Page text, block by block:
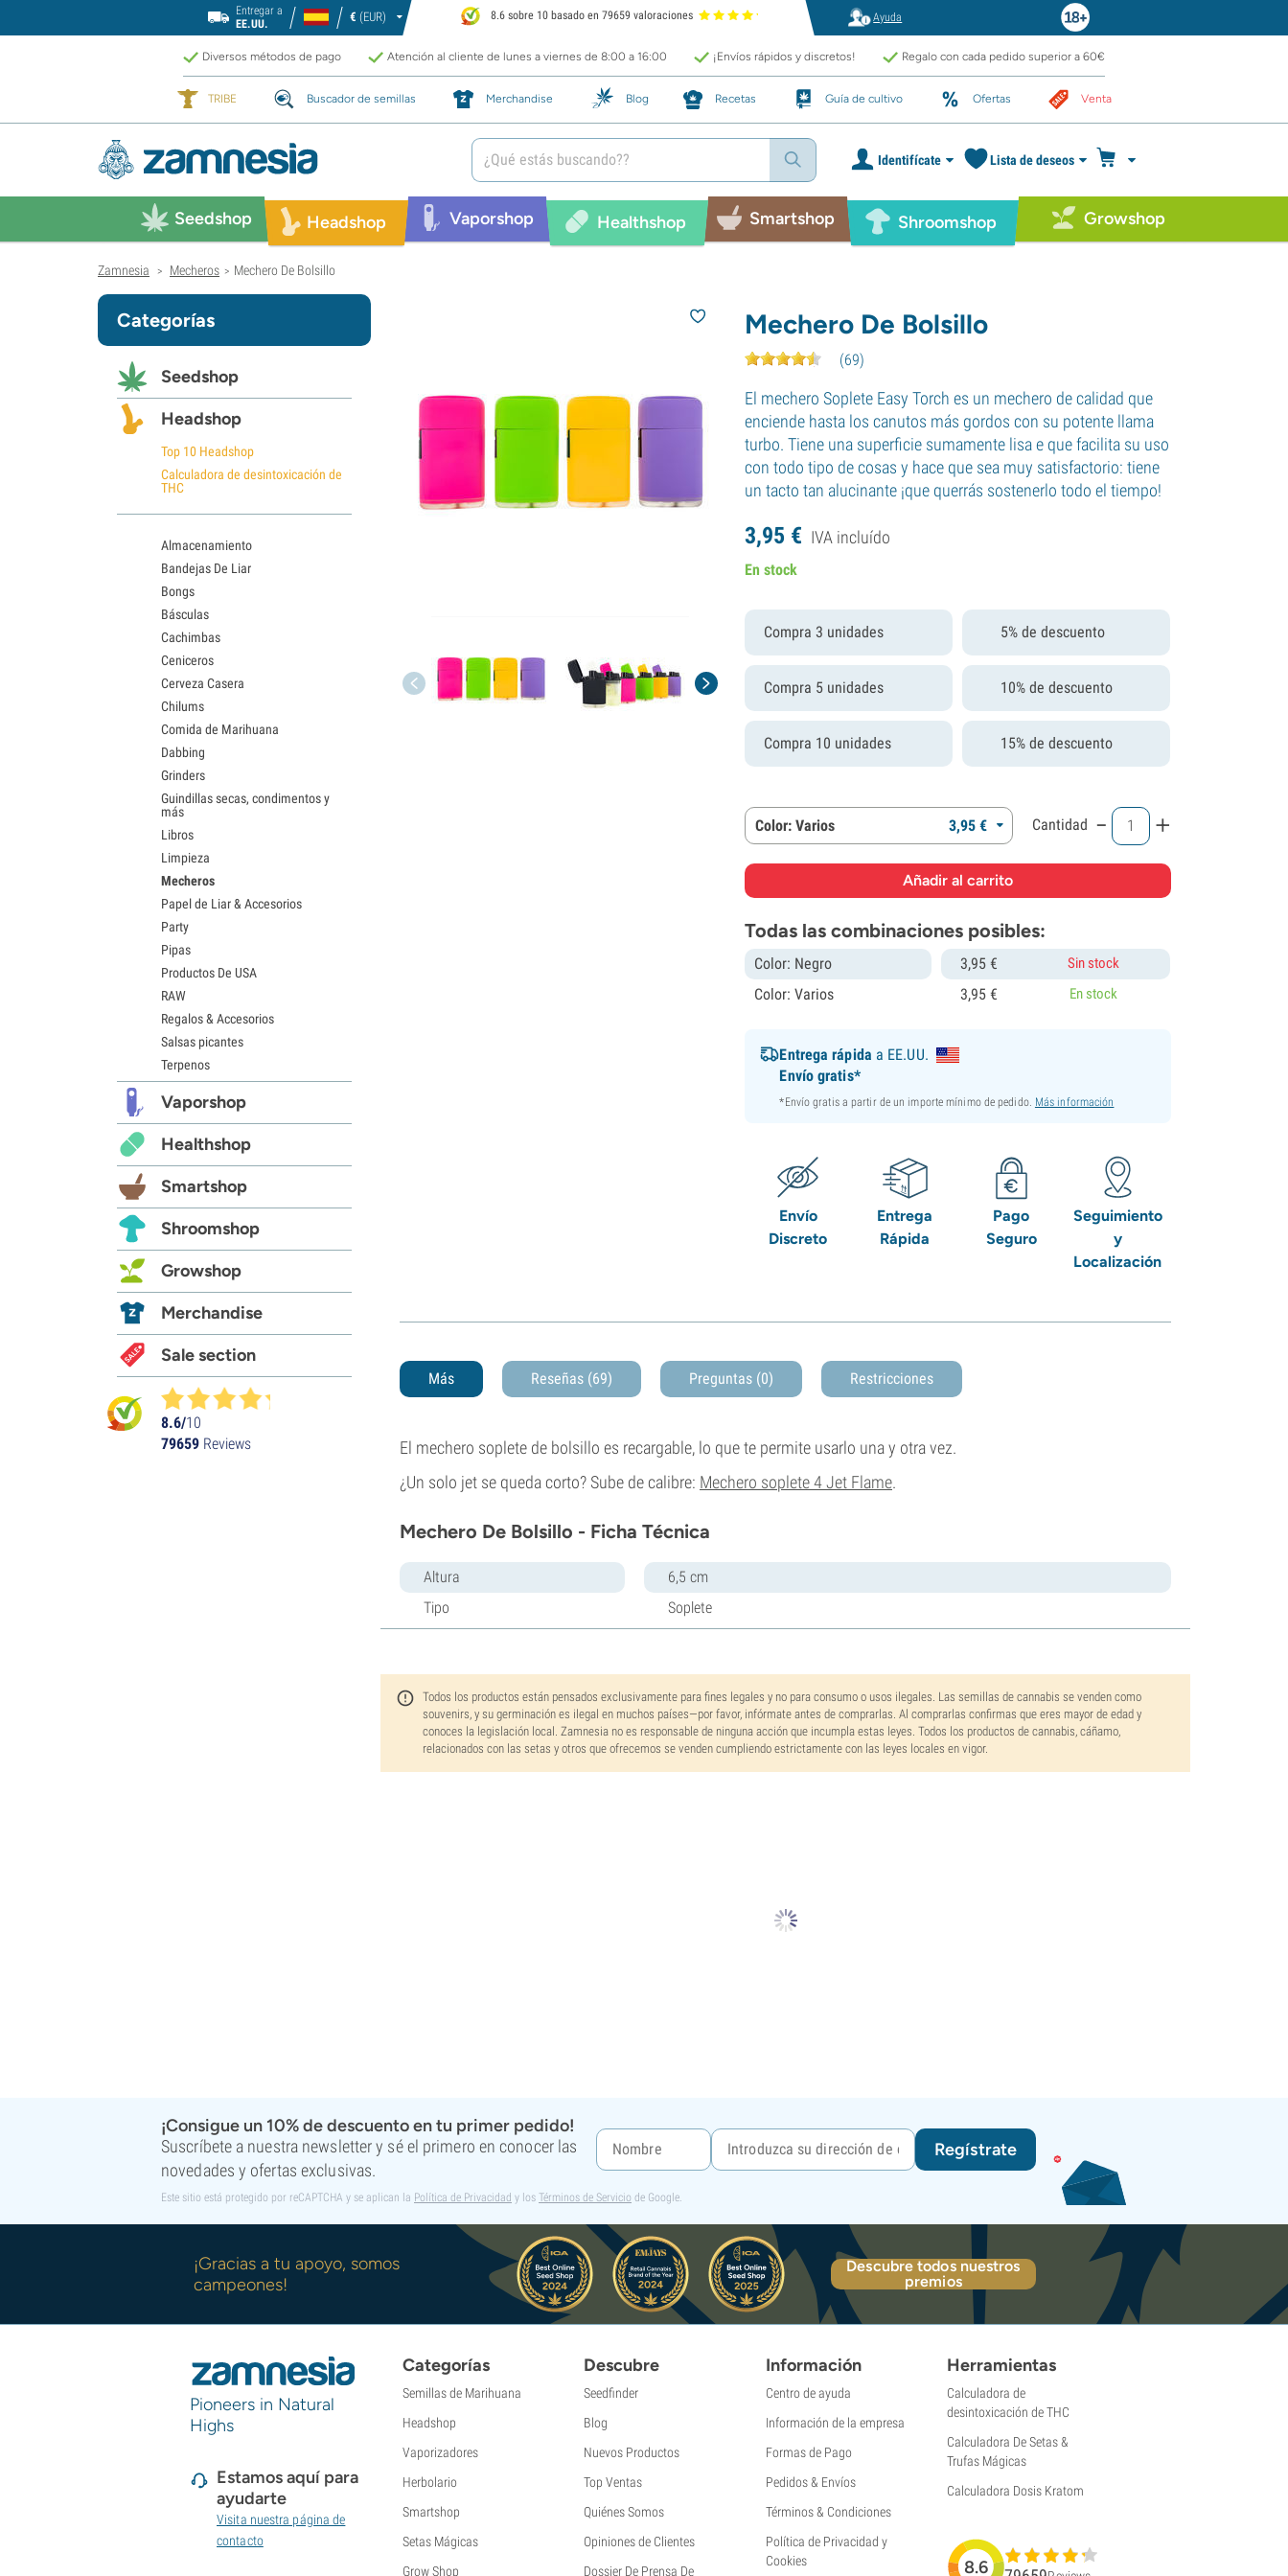
Entregar a
EE.UU.
€ (EUR) 8.6 sobre 10 basado en 79659 valoraciones Ayuda
Diversos métodos de pago Atención al cliente de lunes a viernes de 8:00 a 16:00 ¡Envíos rápidos y discretos! Regalo con cada pedido superior a 60€
TRIBE Buscador de semillas Merchandise Blog Recetas Guía de cultivo Ofertas Venta
Identifícate Lista de deseos
Seedshop Headshop Vaporshop Healthshop Smartshop Shroomshop Growshop
Zamnesia > Mecheros > Mechero De Bolsillo
Mechero De Bolsillo
(69)
El mechero Soplete Easy Torch es un mechero de calidad que
enciende hasta los canutos más gordos con su potente llama
turbo. Tiene una superficie sumamente lisa e que facilita su uso
con todo tipo de cosas y hace que sea muy satisfactorio: tiene
un tacto tan alucinante ¡que querrás sostenerlo todo el tiempo!
3,95 € IVA incluído
En stock
Compra 3 unidades 5% de descuento
Compra 5 unidades 10% de descuento
Compra 10 unidades 15% de descuento
Color: Varios 3,95 € Cantidad - +
Todas las combinaciones posibles:
Color: Negro 3,95 € Sin stock
Color: Varios 3,95 € En stock
Entrega rápida a EE.UU.
Envío gratis*
*Envío gratis a partir de un importe mínimo de pedido. Más información
Envío
Discreto
Entrega
Rápida
Pago
Seguro
Seguimiento
y
Localización
Más Reseñas (69) Preguntas (0) Restricciones
El mechero soplete de bolsillo es recargable, lo que te permite usarlo una y otra vez.
¿Un solo jet se queda corto? Sube de calibre: Mechero soplete 4 Jet Flame.
Mechero De Bolsillo - Ficha Técnica
Altura
6,5 cm
Tipo
Soplete
Todos los productos están pensados exclusivamente para fines legales y no para consumo o usos ilegales. Las semillas de cannabis se venden como
souvenirs, y su germinación es ilegal en muchos países—por favor, infórmate antes de comprarlas. Al comprarlas confirmas que eres mayor de edad y
conoces la legislación local. Zamnesia no es responsable de ninguna acción que incumpla estas leyes. Todos los productos de cannabis, cáñamo,
relacionados con las setas y otros que ofrecemos se venden cumpliendo estrictamente con las leyes locales en vigor.
Categorías
Seedshop
Headshop
Top 10 Headshop
Calculadora de desintoxicación de
THC
Almacenamiento
Bandejas De Liar
Bongs
Básculas
Cachimbas
Ceniceros
Cerveza Casera
Chilums
Comida de Marihuana
Dabbing
Grinders
Guindillas secas, condimentos y
más
Libros
Limpieza
Mecheros
Papel de Liar & Accesorios
Party
Pipas
Productos De USA
RAW
Regalos & Accesorios
Salsas picantes
Terpenos
Vaporshop
Healthshop
Smartshop
Shroomshop
Growshop
Merchandise
Sale section
8.6/10
79659 Reviews
¡Consigue un 10% de descuento en tu primer pedido!
Suscríbete a nuestra newsletter y sé el primero en conocer las
novedades y ofertas exclusivas.
Regístrate
Este sitio está protegido por reCAPTCHA y se aplican la Política de Privacidad y los Términos de Servicio de Google.
¡Gracias a tu apoyo, somos
campeones!
Descubre todos nuestros
premios
Pioneers in Natural
Highs
Estamos aquí para
ayudarte
Visita nuestra página de
contacto
Categorías
Semillas de Marihuana
Headshop
Vaporizadores
Herbolario
Smartshop
Setas Mágicas
Grow Shop
Descubre
Seedfinder
Blog
Nuevos Productos
Top Ventas
Quiénes Somos
Opiniones de Clientes
Dossier De Prensa De
Información
Centro de ayuda
Información de la empresa
Formas de Pago
Pedidos & Envíos
Términos & Condiciones
Política de Privacidad y
Cookies
Herramientas
Calculadora de
desintoxicación de THC
Calculadora De Setas &
Trufas Mágicas
Calculadora Dosis Kratom
8.6